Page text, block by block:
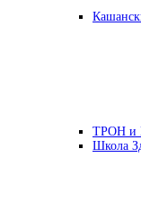
ТРОН и
Школа